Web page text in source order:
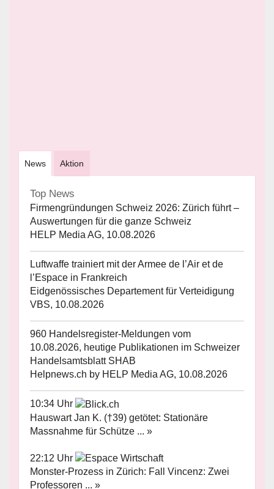
News Aktion
Top News
Firmengründungen Schweiz 2026: Zürich führt –
Auswertungen für die ganze Schweiz
HELP Media AG, 10.08.2026
Luftwaffe trainiert mit der Armee de l’Air et de
l’Espace in Frankreich
Eidgenössisches Departement für Verteidigung
VBS, 10.08.2026
960 Handelsregister-Meldungen vom
10.08.2026, heutige Publikationen im Schweizer
Handelsamtsblatt SHAB
Helpnews.ch by HELP Media AG, 10.08.2026
10:34 Uhr
Hauswart Jan K. (†39) getötet: Stationäre
Massnahme für Schütze ... »
22:12 Uhr
Monster-Prozess in Zürich: Fall Vincenz: Zwei
Professoren ... »